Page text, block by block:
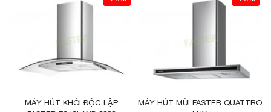
MÁY HÚT KHÓI ĐỘC LẬP
MÁY HÚT MÙI FASTER QUATTRO